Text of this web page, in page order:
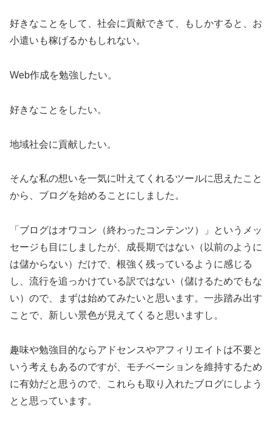
好きなことをして、社会に貢献できて、もしかすると、お
小遣いも稼げるかもしれない。
Web作成を勉強したい。
好きなことをしたい。
地域社会に貢献したい。
そんな私の想いを一気に叶えてくれるツールに思えたこと
から、ブログを始めることにしました。
「ブログはオワコン（終わったコンテンツ）」というメッ
セージも目にしましたが、成長期ではない（以前のように
は儲からない）だけで、根強く残っているように感じる
し、流行を追っかけている訳ではない（儲けるためでもな
い）ので、まずは始めてみたいと思います。一歩踏み出す
ことで、新しい景色が見えてくると思いますし。
趣味や勉強目的ならアドセンスやアフィリエイトは不要と
いう考えもあるのですが、モチベーションを維持するため
に有効だと思うので、これらも取り入れたブログにしよう
とと思っています。